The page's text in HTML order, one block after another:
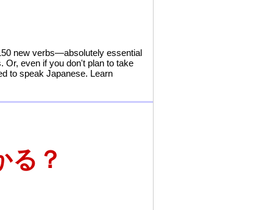
new verbs—absolutely essential
Or, even if you don't plan to take
to speak Japanese. Learn
？